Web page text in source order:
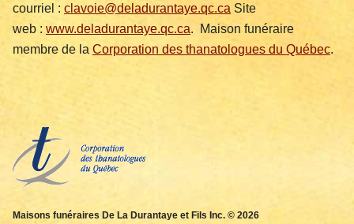
courriel : clavoie@deladurantaye.qc.ca Site
web : www.deladurantaye.qc.ca. Maison funéraire
membre de la Corporation des thanatologues du Québec.
Maisons funéraires De La Durantaye et Fils Inc. © 2026